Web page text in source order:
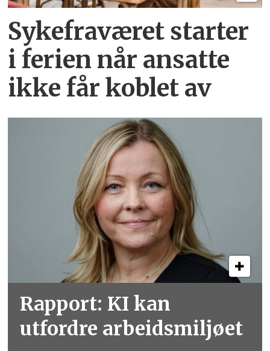
Sykefraværet starter
i ferien når ansatte
ikke får koblet av
Rapport: KI kan
utfordre arbeidsmiljøet